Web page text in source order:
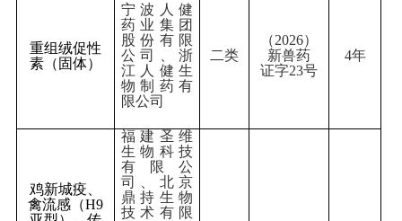
重组绒促性
素（固体）
宁波人健
药业集团
股份有限
公司、浙
江人健生
物制药有
限公司
二类
（2026）
新兽药
证字23号
4年
鸡新城疫、
禽流感（H9
福建圣维
生物科技
有限公
司、北京
鼎持生物
技术有限